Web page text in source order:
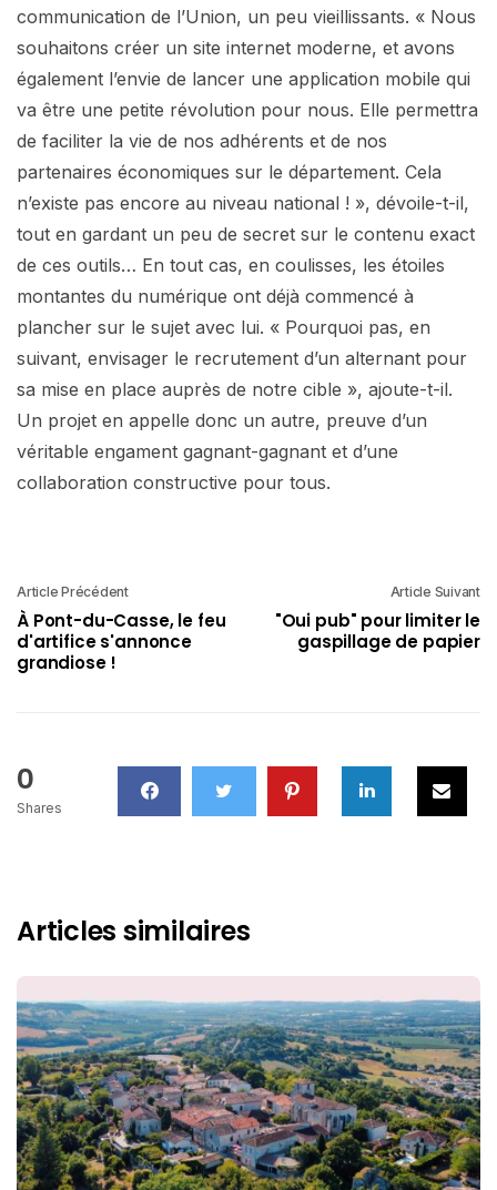
communication de l’Union, un peu vieillissants. « Nous
souhaitons créer un site internet moderne, et avons
également l’envie de lancer une application mobile qui
va être une petite révolution pour nous. Elle permettra
de faciliter la vie de nos adhérents et de nos
partenaires économiques sur le département. Cela
n’existe pas encore au niveau national ! », dévoile-t-il,
tout en gardant un peu de secret sur le contenu exact
de ces outils… En tout cas, en coulisses, les étoiles
montantes du numérique ont déjà commencé à
plancher sur le sujet avec lui. « Pourquoi pas, en
suivant, envisager le recrutement d’un alternant pour
sa mise en place auprès de notre cible », ajoute-t-il.
Un projet en appelle donc un autre, preuve d’un
véritable engament gagnant-gagnant et d’une
collaboration constructive pour tous.
Article Précédent
À Pont-du-Casse, le feu
d'artifice s'annonce
grandiose !
Article Suivant
"Oui pub" pour limiter le
gaspillage de papier
0
Shares
Articles similaires